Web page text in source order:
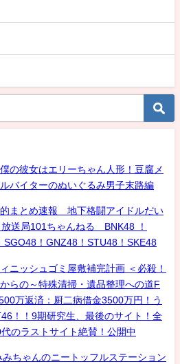
の彼女はエリーちゃん人形！豆腐メ
バイターのぬいぐるみ男子末路編
まとめ速報 地下格闘アイドルだい
送局101ちゃんねる BNK48 ！
！GNZ48！STU48！SKE48
ニッシュゴミ屋敷補完計画 ＜必殺！
らの～特殊清掃・遺品整理への道F
万返済：厨二病借金3500万円！う
！！9期研究生、最後のサイト！全
のラストサイト絶賛！公開中
ちゃんのニートッフルステーション